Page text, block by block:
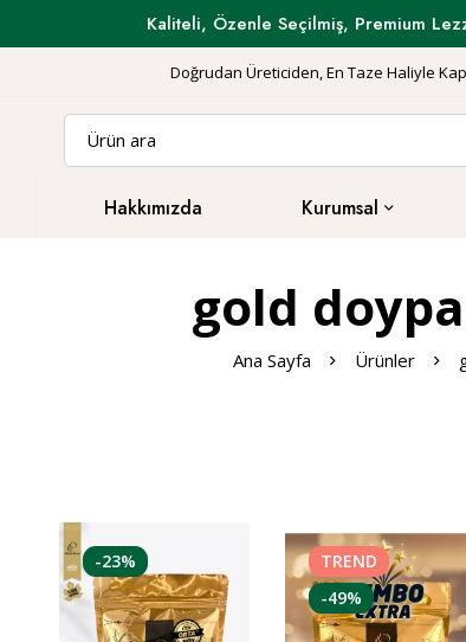
Kaliteli, Özenle Seçilmiş, Premium
Doğrudan Üreticiden, En Taze Haliyle
Hakkımızda Kurumsal
gold
Ana Sayfa Ürünler
-23%
TREND
-49%